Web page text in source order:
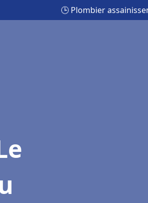
🕒 Plombier